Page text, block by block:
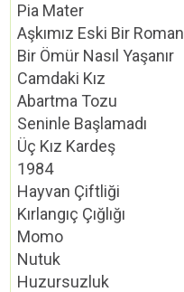
Pia Mater
Aşkımız Eski Bir Roman
Bir Ömür Nasıl Yaşanır
Camdaki Kız
Abartma Tozu
Seninle Başlamadı
Üç Kız Kardeş
1984
Hayvan Çiftliği
Kırlangıç Çığlığı
Momo
Nutuk
Huzursuzluk